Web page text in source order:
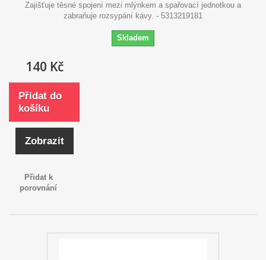
Zajišťuje těsné spojení mezi mlýnkem a spařovací jednotkou a
zabraňuje rozsypání kávy. - 5313219181
Skladem
140 Kč
Přidat do
košíku
Zobrazit
Přidat k
porovnání